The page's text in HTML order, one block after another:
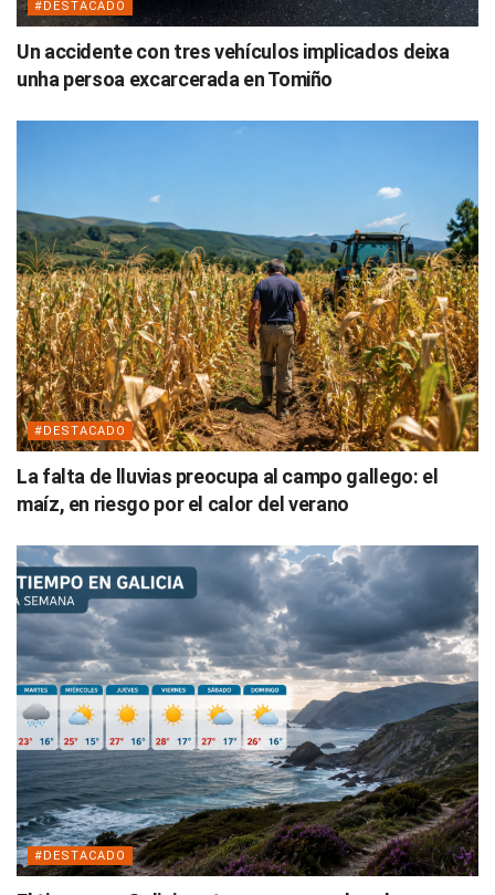
#DESTACADO
Un accidente con tres vehículos implicados deixa
unha persoa excarcerada en Tomiño
#DESTACADO
La falta de lluvias preocupa al campo gallego: el
maíz, en riesgo por el calor del verano
#DESTACADO